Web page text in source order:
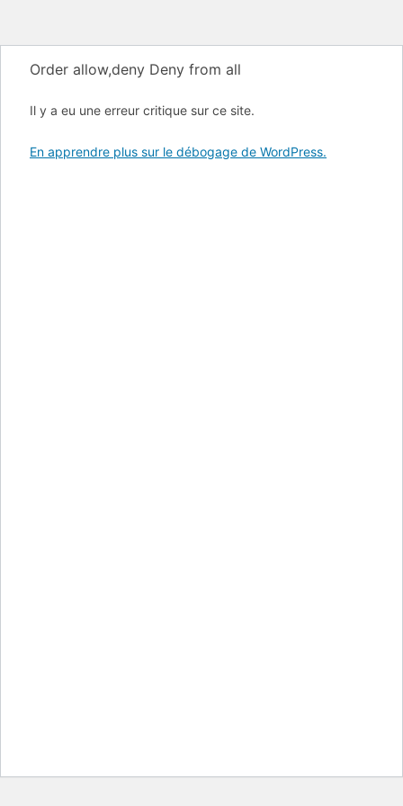
Order allow,deny Deny from all
Il y a eu une erreur critique sur ce site.
En apprendre plus sur le débogage de WordPress.